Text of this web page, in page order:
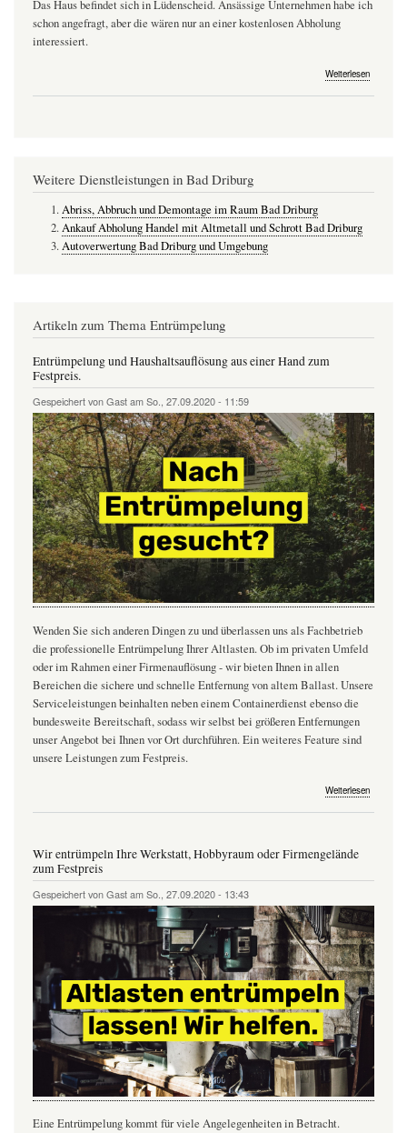
Das Haus befindet sich in Lüdenscheid. Ansässige Unternehmen habe ich
schon angefragt, aber die wären nur an einer kostenlosen Abholung
interessiert.
Weiterlesen
löse
und
Weitere Dienstleistungen in Bad Driburg
Abriss, Abbruch und Demontage im Raum Bad Driburg
Ankauf Abholung Handel mit Altmetall und Schrott Bad Driburg
Autoverwertung Bad Driburg und Umgebung
Artikeln zum Thema Entrümpelung
Entrümpelung und Haushaltsauflösung aus einer Hand zum
Festpreis.
Gespeichert vonGastamSo., 27.09.2020 - 11:59
Wenden Sie sich anderen Dingen zu und überlassen uns als Fachbetrieb
die professionelle Entrümpelung Ihrer Altlasten. Ob im privaten Umfeld
oder im Rahmen einer Firmenauflösung - wir bieten Ihnen in allen
Bereichen die sichere und schnelle Entfernung von altem Ballast. Unsere
Serviceleistungen beinhalten neben einem Containerdienst ebenso die
bundesweite Bereitschaft, sodass wir selbst bei größeren Entfernungen
unser Angebot bei Ihnen vor Ort durchführen. Ein weiteres Feature sind
unsere Leistungen zum Festpreis.
Weiterlesen
und
zum
Wir entrümpeln Ihre Werkstatt, Hobbyraum oder Firmengelände
zum Festpreis
Gespeichert vonGastamSo., 27.09.2020 - 13:43
Eine Entrümpelung kommt für viele Angelegenheiten in Betracht.